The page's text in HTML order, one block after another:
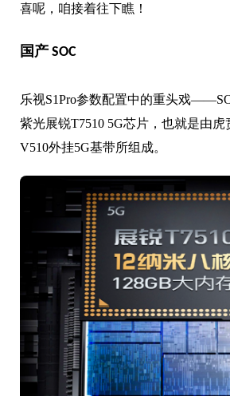
喜呢，咱接着往下瞧！
国产 SOC
乐视S1Pro参数配置中的重头戏
紫光展锐T7510 5G芯片，也就是由虎
V510外挂5G基带所组成。